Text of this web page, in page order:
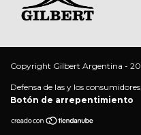
Copyright Gilbert Argentina -
Defensa de las y los
Botón de arrepentimiento